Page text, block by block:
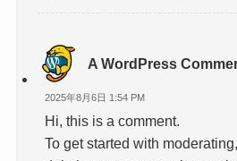
A WordPress
2025年8月6日 1:54 PM
Hi, this is a comment.
To get started with